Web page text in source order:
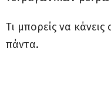
Τι μπορείς να
πάντα.